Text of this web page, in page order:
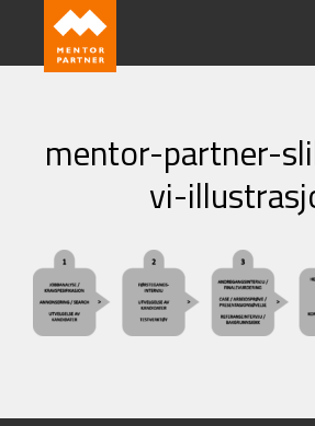
mentor-partner-
vi-